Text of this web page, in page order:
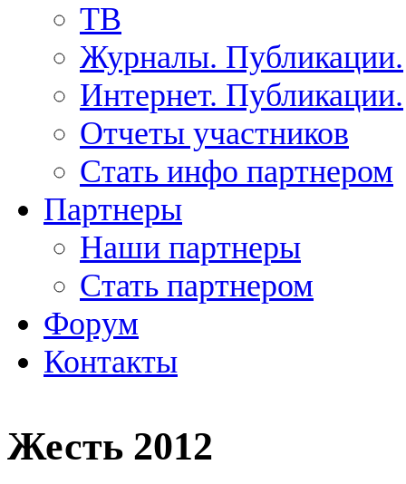
ТВ
Журналы. Публикации.
Интернет. Публикации.
Отчеты участников
Стать инфо партнером
Партнеры
Наши партнеры
Стать партнером
Форум
Контакты
Жесть 2012